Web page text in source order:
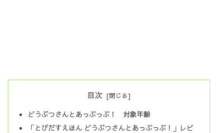
目次
どうぶつさんとあっぷっぷ！ 対象年齢
「とびだすえほん どうぶつさんとあっぷっぷ！」レビ